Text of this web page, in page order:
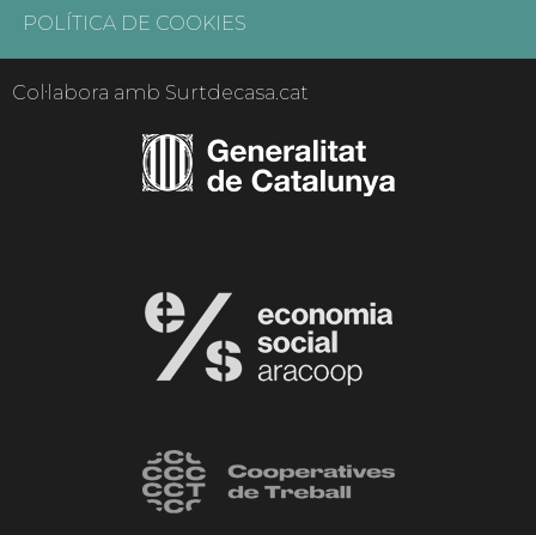
POLÍTICA DE COOKIES
Col·labora amb Surtdecasa.cat